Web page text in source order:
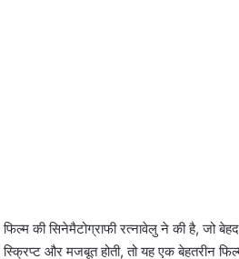
फिल्म की सिनेमैटोग्राफी रत्नावेलु ने की है, जो
स्क्रिप्ट और मजबूत होती, तो यह एक बेहतरीन